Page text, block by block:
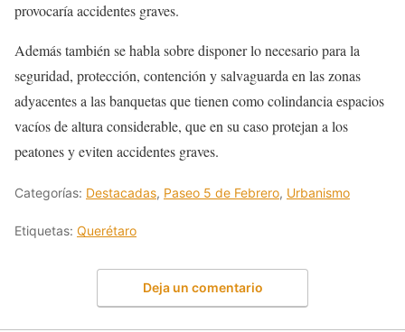
provocaría accidentes graves.
Además también se habla sobre disponer lo necesario para la
seguridad, protección, contención y salvaguarda en las zonas
adyacentes a las banquetas que tienen como colindancia espacios
vacíos de altura considerable, que en su caso protejan a los
peatones y eviten accidentes graves.
Categorías: Destacadas, Paseo 5 de Febrero, Urbanismo
Etiquetas: Querétaro
Deja un comentario